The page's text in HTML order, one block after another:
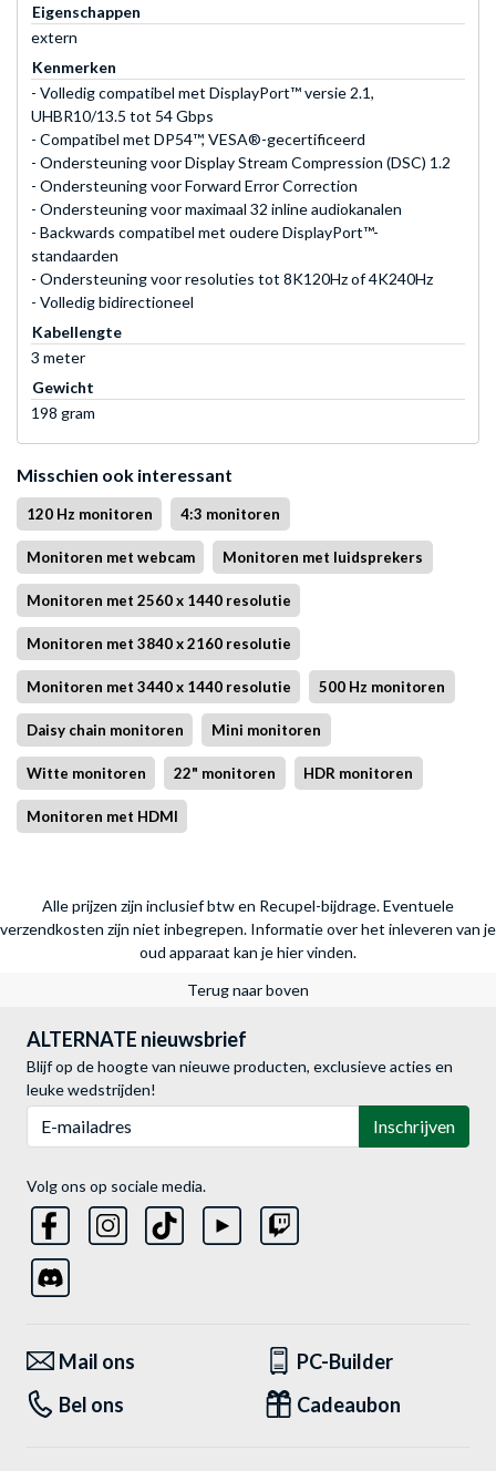
Eigenschappen
extern
Kenmerken
- Volledig compatibel met DisplayPort™ versie 2.1,
UHBR10/13.5 tot 54 Gbps
- Compatibel met DP54™, VESA®-gecertificeerd
- Ondersteuning voor Display Stream Compression (DSC) 1.2
- Ondersteuning voor Forward Error Correction
- Ondersteuning voor maximaal 32 inline audiokanalen
- Backwards compatibel met oudere DisplayPort™-
standaarden
- Ondersteuning voor resoluties tot 8K120Hz of 4K240Hz
- Volledig bidirectioneel
Kabellengte
3 meter
Gewicht
198 gram
Misschien ook interessant
120 Hz monitoren 4:3 monitoren
Monitoren met webcam Monitoren met luidsprekers
Monitoren met 2560 x 1440 resolutie
Monitoren met 3840 x 2160 resolutie
Monitoren met 3440 x 1440 resolutie 500 Hz monitoren
Daisy chain monitoren Mini monitoren
Witte monitoren 22" monitoren HDR monitoren
Monitoren met HDMI
Alle prijzen zijn inclusief btw en Recupel-bijdrage. Eventuele
verzendkosten zijn niet inbegrepen. Informatie over het inleveren van je
oud apparaat kan je hier vinden.
Terug naar boven
ALTERNATE nieuwsbrief
Blijf op de hoogte van nieuwe producten, exclusieve acties en
leuke wedstrijden!
Inschrijven
Volg ons op sociale media.
Mail ons
PC-Builder
Bel ons
Cadeaubon